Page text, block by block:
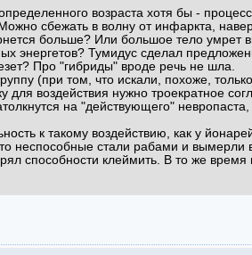
возраста хотя бы -
сбежать в волну от инфаркта,
больше? Или большое тело умрет
энергетов? Тумидус сделал
Про "гибриды" вроде речь не шла.
(при том, что искали, похоже,
воздействия нужно троекратное
на "действующего"
к такому воздействию, как у
неспособные стали рабами и
способности клеймить. В то же время